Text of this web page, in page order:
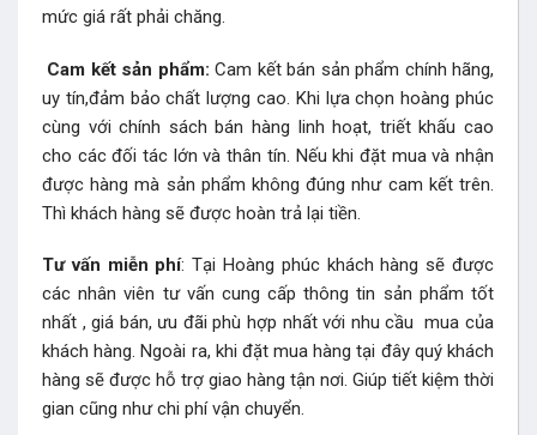
mức giá rất phải chăng.
Cam kết sản phẩm: Cam kết bán sản phẩm chính hãng,
uy tín,đảm bảo chất lượng cao. Khi lựa chọn hoàng phúc
cùng với chính sách bán hàng linh hoạt, triết khấu cao
cho các đối tác lớn và thân tín. Nếu khi đặt mua và nhận
được hàng mà sản phẩm không đúng như cam kết trên.
Thì khách hàng sẽ được hoàn trả lại tiền.
Tư vấn miễn phí: Tại Hoàng phúc khách hàng sẽ được
các nhân viên tư vấn cung cấp thông tin sản phẩm tốt
nhất , giá bán, ưu đãi phù hợp nhất với nhu cầu mua của
khách hàng. Ngoài ra, khi đặt mua hàng tại đây quý khách
hàng sẽ được hỗ trợ giao hàng tận nơi. Giúp tiết kiệm thời
gian cũng như chi phí vận chuyển.